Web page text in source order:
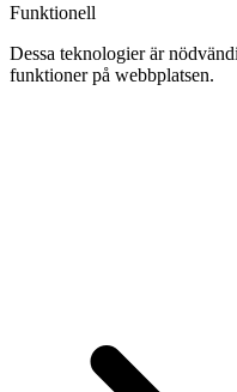
Funktionell
Dessa teknologier är
funktioner på webbplatsen.